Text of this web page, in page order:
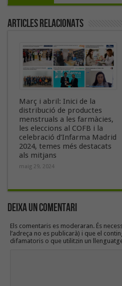
Articles Relacionats
Març i abril: Inici de la
distribució de productes
menstruals a les farmàcies,
les eleccions al COFB i la
celebració d’Infarma Madrid
2024, temes més destacats
als mitjans
maig 29, 2024
Deixa un Comentari
Els comentaris es moderaran. És
l’adreça no es publicarà) i que el
difamatoris o que utilitzin un